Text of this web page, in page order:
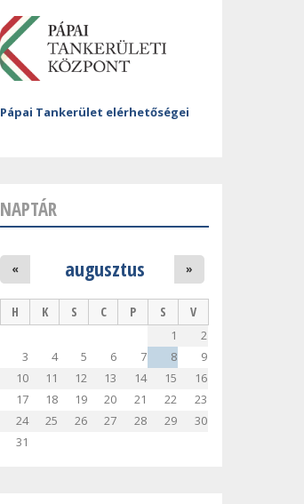
Pápai Tankerület elérhetőségei
NAPTÁR
augusztus
« »
H K S C P S V
1
2
3
4 5 6 7 8
9
10
11 12 13 14 15
16
17
18 19 20 21 22
23
24
25 26 27 28 29
30
31